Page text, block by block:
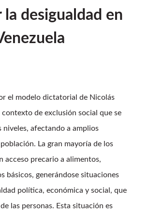
la desigualdad en
el modelo dictatorial de Nicolás
de exclusión social que se
niveles, afectando a amplios
La gran mayoría de los
acceso precario a alimentos,
básicos, generándose situaciones
política, económica y social, que
las personas. Esta situación es